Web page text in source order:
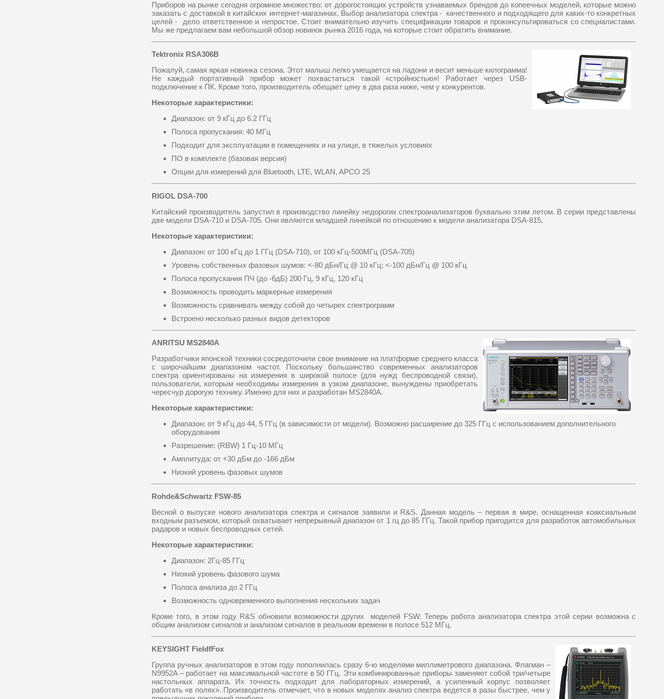
Приборов на рынке сегодня огромное множество: от дорогостоящих устройств узнаваемых брендов до копеечных моделей, которые можно
заказать с доставкой в китайских интернет-магазинах. Выбор анализатора спектра - качественного и подходящего для каких-то конкретных
целей - дело ответственное и непростое. Стоит внимательно изучить спецификации товаров и проконсультироваться со специалистами.
Мы же предлагаем вам небольшой обзор новинок рынка 2016 года, на которые стоит обратить внимание.
Tektronix RSA306B
Пожалуй, самая яркая новинка сезона. Этот малыш легко умещается на ладони и весит меньше килограмма!
Не каждый портативный прибор может похвастаться такой «стройностью»! Работает через USB-
подключение к ПК. Кроме того, производитель обещает цену в два раза ниже, чем у конкурентов.
Некоторые характеристики:
Диапазон: от 9 кГц до 6.2 ГГц
Полоса пропускания: 40 МГц
Подходит для эксплуатации в помещениях и на улице, в тяжелых условиях
ПО в комплекте (базовая версия)
Опции для измерений для Bluetooth, LTE, WLAN, APCO 25
RIGOL DSA-700
Китайский производитель запустил в производство линейку недорогих спектроанализаторов буквально этим летом. В серии представлены
две модели DSA-710 и DSA-705. Они являются младшей линейкой по отношению к модели анализатора DSA-815.
Некоторые характеристики:
Диапазон: от 100 кГц до 1 ГГц (DSA-710), от 100 кГц-500МГц (DSA-705)
Уровень собственных фазовых шумов: <-80 дБн/Гц @ 10 кГц; <-100 дБн/Гц @ 100 кГц
Полоса пропускания ПЧ (до -6дБ) 200 Гц, 9 кГц, 120 кГц
Возможность проводить маркерные измерения
Возможность сравнивать между собой до четырех спектрограмм
Встроено несколько разных видов детекторов
ANRITSU MS2840A
Разработчики японской техники сосредоточили свое внимание на платформе среднего класса
с широчайшим диапазоном частот. Поскольку большинство современных анализаторов
спектра ориентированы на измерения в широкой полосе (для нужд беспроводной связи),
пользователи, которым необходимы измерения в узком диапазоне, вынуждены приобретать
чересчур дорогую технику. Именно для них и разработан MS2840A.
Некоторые характеристики:
Диапазон: от 9 кГц до 44, 5 ГГц (в зависимости от модели). Возможно расширение до 325 ГГц с использованием дополнительного
оборудования
Разрешение: (RBW) 1 Гц-10 МГц
Амплитуда: от +30 дБм до -166 дБм
Низкий уровень фазовых шумов
Rohde&Schwartz FSW-85
Весной о выпуске нового анализатора спектра и сигналов заявили и R&S. Данная модель – первая в мире, оснащенная коаксиальным
входным разъемом, который охватывает непрерывный диапазон от 1 гц до 85 ГГц. Такой прибор пригодится для разработок автомобильных
радаров и новых беспроводных сетей.
Некоторыe характеристики:
Диапазон: 2Гц-85 ГГц
Низкий уровень фазового шума
Полоса анализа до 2 ГГц
Возможность одновременного выполнения нескольких задач
Кроме того, в этом году R&S обновили возможности других моделей FSW. Теперь работа анализатора спектра этой серии возможна с
общим анализом сигналов и анализом сигналов в реальном времени в полосе 512 МГц.
KEYSIGHT FieldfFox
Группа ручных анализаторов в этом году пополнилась сразу 6-ю моделями миллиметрового диапазона. Флагман –
N9952A – работает на максимальной частоте в 50 ГГц. Эти комбинированные приборы заменяют собой три/четыре
настольных аппарата. Их точность подходит для лабораторных измерений, а усиленный корпус позволяет
работать «в полях». Производитель отмечает, что в новых моделях анализ спектра ведется в разы быстрее, чем у